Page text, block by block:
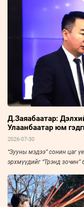
Д.Заяабаатар:
Улаанбаатар юм
хурал чухал нөлөөтэй
2026-07-30
“Зууны мэдээ” сонин цаг
эрхмүүдийг “Трэнд
доктор, профессор